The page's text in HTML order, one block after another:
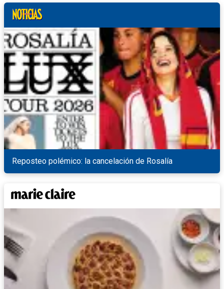
Reposteo polémico: la cancelación de Rosalía